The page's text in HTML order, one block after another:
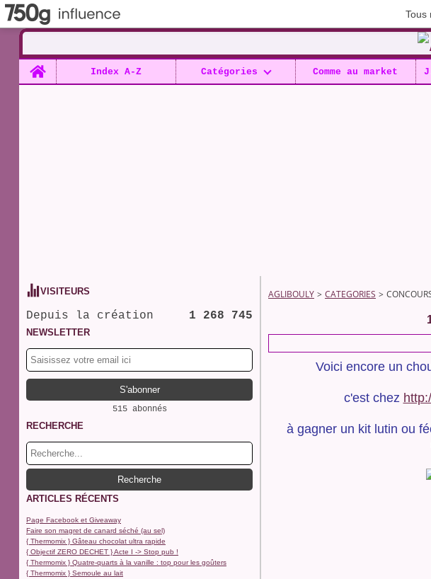
Tous
Home
Index A-Z Catégories Comme au market
VISITEURS
Depuis la création 1 268 745
NEWSLETTER
515 abonnés
RECHERCHE
ARTICLES RÉCENTS
Page Facebook et Giveaway
Faire son magret de canard séché (au sel)
{ Thermomix } Gâteau chocolat ultra rapide
{ Objectif ZERO DECHET } Acte I -> Stop pub !
{ Thermomix } Quatre-quarts à la vanille : top pour les goûters
{ Thermomix } Semoule au lait
AGLIBOULY > CATEGORIES >
Voici encore un
c'est chez
à gagner un kit lutin ou